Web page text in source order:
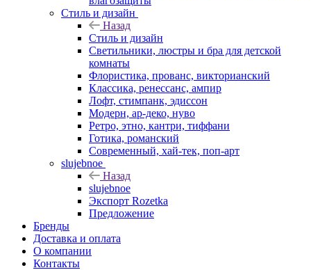
Стиль и дизайн
Назад
Стиль и дизайн
Светильники, люстры и бра для детской
комнаты
Флористика, прованс, викторианский
Классика, ренессанс, ампир
Лофт, стимпанк, эдиссон
Модерн, ар-деко, нуво
Ретро, этно, кантри, тиффани
Готика, романский
Современный, хай-тек, поп-арт
slujebnoe
Назад
slujebnoe
Экспорт Rozetka
Предложение
Бренды
Доставка и оплата
О компании
Контакты